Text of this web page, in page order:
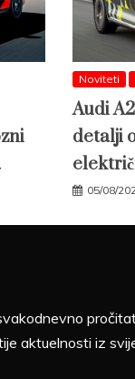
Noviteti
Audi
detalji
05/08/
aktuelnosti iz